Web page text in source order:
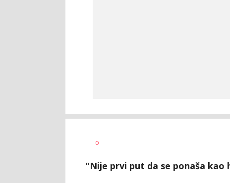
AUTOR
0
"Nije prvi put da se ponaša